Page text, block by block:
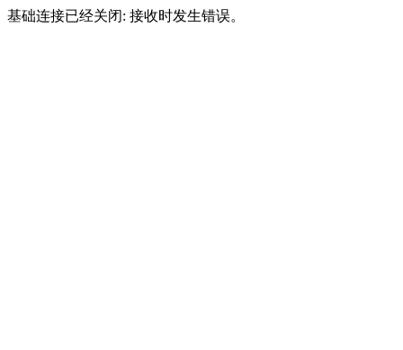
基础连接已经关闭: 接收时发生错误。